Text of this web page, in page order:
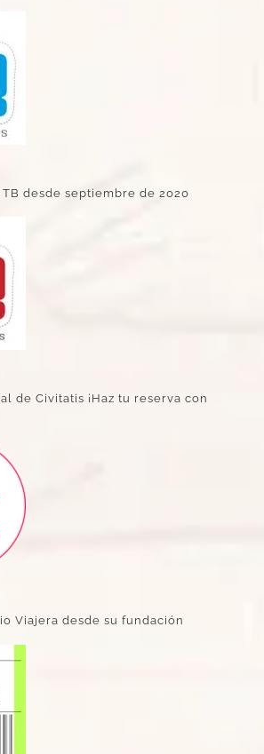
desde septiembre de 2020
de Civitatis ¡Haz tu reserva con
Viajera desde su fundación